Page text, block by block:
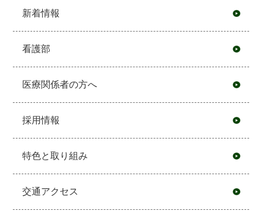
新着情報
看護部
医療関係者の方へ
採用情報
特色と取り組み
交通アクセス